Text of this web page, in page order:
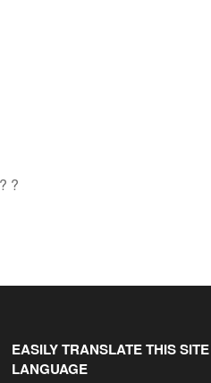
?
EASILY TRANSLATE THIS
LANGUAGE